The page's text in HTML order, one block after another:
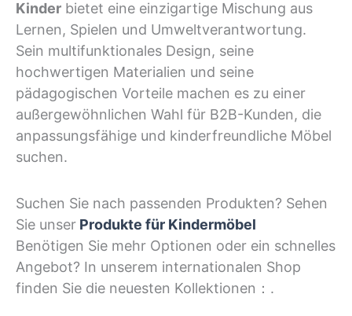
Kinder bietet eine einzigartige Mischung aus
Lernen, Spielen und Umweltverantwortung.
Sein multifunktionales Design, seine
hochwertigen Materialien und seine
pädagogischen Vorteile machen es zu einer
außergewöhnlichen Wahl für B2B-Kunden, die
anpassungsfähige und kinderfreundliche Möbel
suchen.
Suchen Sie nach passenden Produkten? Sehen
Sie unser Produkte für Kindermöbel
Benötigen Sie mehr Optionen oder ein schnelles
Angebot? In unserem internationalen Shop
finden Sie die neuesten Kollektionen：.